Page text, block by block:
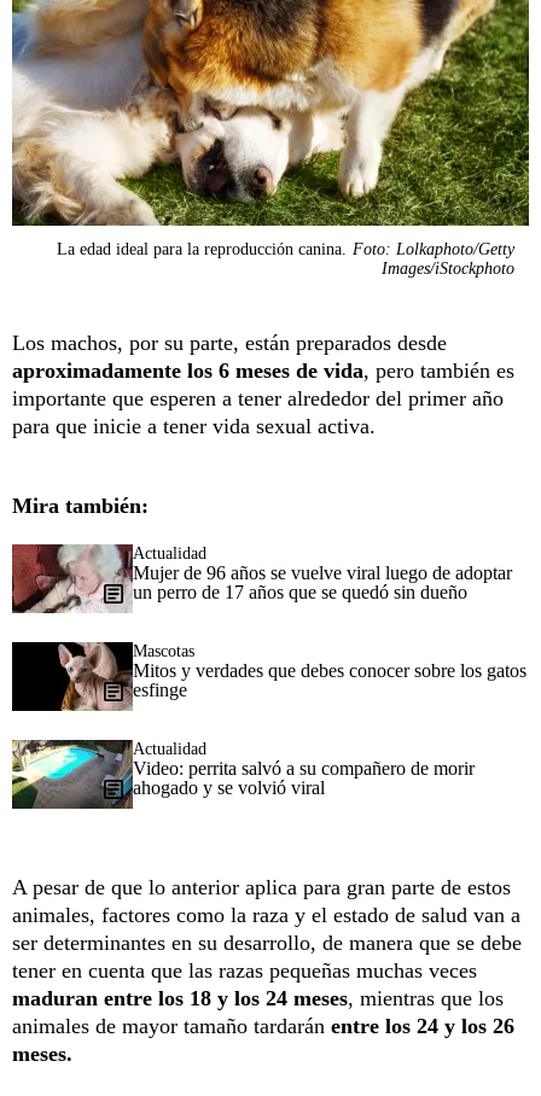
La edad ideal para la reproducción canina. Foto: Lolkaphoto/Getty
Images/iStockphoto
Los machos, por su parte, están preparados desde
aproximadamente los 6 meses de vida, pero también es
importante que esperen a tener alrededor del primer año
para que inicie a tener vida sexual activa.
Mira también:
Actualidad
Mujer de 96 años se vuelve viral luego de adoptar
un perro de 17 años que se quedó sin dueño
Mascotas
Mitos y verdades que debes conocer sobre los gatos
esfinge
Actualidad
Video: perrita salvó a su compañero de morir
ahogado y se volvió viral
A pesar de que lo anterior aplica para gran parte de estos
animales, factores como la raza y el estado de salud van a
ser determinantes en su desarrollo, de manera que se debe
tener en cuenta que las razas pequeñas muchas veces
maduran entre los 18 y los 24 meses, mientras que los
animales de mayor tamaño tardarán entre los 24 y los 26
meses.